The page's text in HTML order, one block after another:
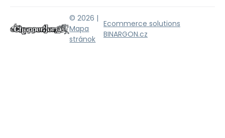
© 2026 |
Mapa
stránok
Ecommerce solutions
BINARGON.cz